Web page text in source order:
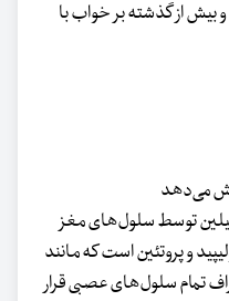
بیش از گذشته بر خواب با
می‌دهد
توسط سلول‌های مغز
و پروتئین است که مانند
تمام سلول‌های عصبی قرار